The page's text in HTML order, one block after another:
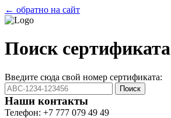
← обратно на сайт
Поиск сертификата
Введите сюда свой номер сертификата:
Поиск
Наши контакты
Телефон: +7 777 079 49 49